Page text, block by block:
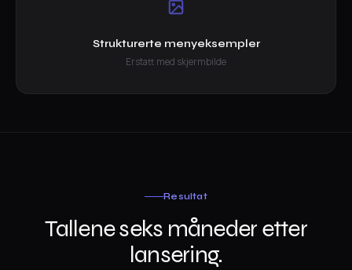
Strukturerte menyeksempler
Erstatt med skjermbilde
Resultat
Tallene seks måneder etter
lansering.